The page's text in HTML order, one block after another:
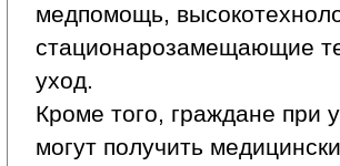
медпомощь,
стационарозамещающие
уход.
Кроме того, граждане при
могут получить